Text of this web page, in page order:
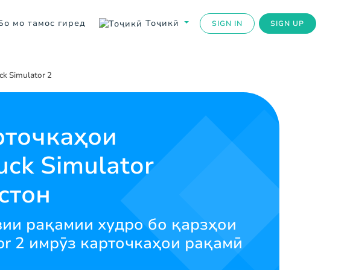
мо тамос гиред Тоҷикӣ SIGN IN SIGN UP
Simulator 2
Simulator
рақамии худро бо қарзҳои
2 имрӯз карточкаҳои рақамӣ